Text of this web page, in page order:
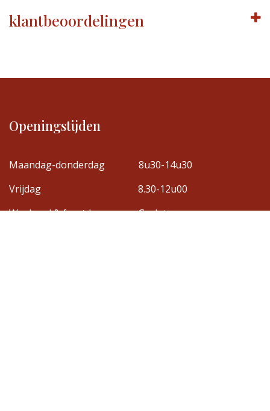
klantbeoordelingen
Openingstijden
Maandag-donderdag
8u30-14u30
Vrijdag
8.30-12u00
Weekend & feestdagen
Gesloten